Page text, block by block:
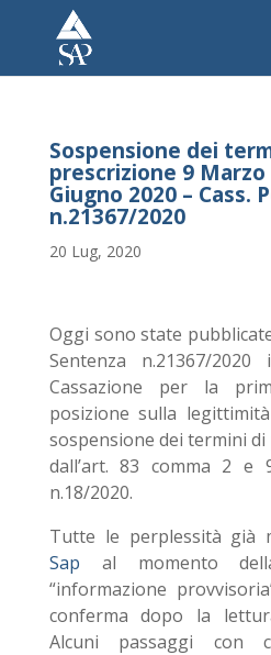
Sospensione dei
prescrizione 9
Giugno 2020 – Cass.
n.21367/2020
20 Lug, 2020
Oggi sono state
Sentenza n.21367/
Cassazione per la
posizione sulla
sospensione dei termini
dall’art. 83 comma 2 e
n.18/2020.
Tutte le perplessità già
Sap al momento
“informazione
conferma dopo la
Alcuni passaggi